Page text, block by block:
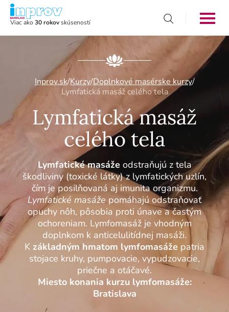
Viac ako 30 rokovskúseností
Inprov.sk/Kurzy/Doplnkové masérske kurzy/
Lymfatická masáž celého tela
Lymfatická masáž
celého tela
Lymfatické masáže odstraňujú z tela
škodliviny (toxické látky) z lymfatických uzlín,
čím je posilňovaná aj imunita organizmu.
Lymfatické masáže pomáhajú odstraňovať
opuchy nôh, pôsobia proti únave a častým
ochoreniam. Lymfomasáž je vhodným
doplnkom k anticelulitídnej masáži.
K základným hmatom lymfomasáže patria
stojace kruhy, pumpovacie, vypudzovacie,
priečne a otáčavé.
Miesto konania kurzu lymfomasáže:
Bratislava